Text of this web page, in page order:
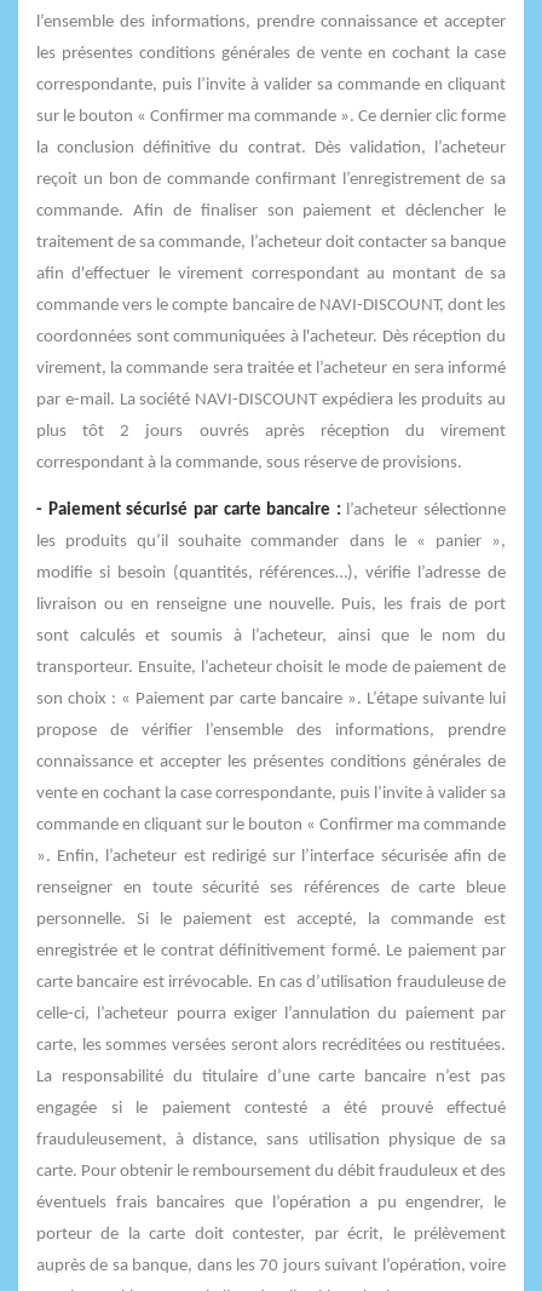
l’ensemble des informations, prendre connaissance et accepter
les présentes conditions générales de vente en cochant la case
correspondante, puis l’invite à valider sa commande en cliquant
sur le bouton « Confirmer ma commande ». Ce dernier clic forme
la conclusion définitive du contrat. Dès validation, l’acheteur
reçoit un bon de commande confirmant l’enregistrement de sa
commande. Afin de finaliser son paiement et déclencher le
traitement de sa commande, l’acheteur doit contacter sa banque
afin d'effectuer le virement correspondant au montant de sa
commande vers le compte bancaire de NAVI-DISCOUNT, dont les
coordonnées sont communiquées à l'acheteur. Dès réception du
virement, la commande sera traitée et l’acheteur en sera informé
par e-mail. La société NAVI-DISCOUNT expédiera les produits au
plus tôt 2 jours ouvrés après réception du virement
correspondant à la commande, sous réserve de provisions.
- Paiement sécurisé par carte bancaire : l’acheteur sélectionne
les produits qu’il souhaite commander dans le « panier »,
modifie si besoin (quantités, références…), vérifie l’adresse de
livraison ou en renseigne une nouvelle. Puis, les frais de port
sont calculés et soumis à l’acheteur, ainsi que le nom du
transporteur. Ensuite, l’acheteur choisit le mode de paiement de
son choix : « Paiement par carte bancaire ». L’étape suivante lui
propose de vérifier l’ensemble des informations, prendre
connaissance et accepter les présentes conditions générales de
vente en cochant la case correspondante, puis l’invite à valider sa
commande en cliquant sur le bouton « Confirmer ma commande
». Enfin, l’acheteur est redirigé sur l’interface sécurisée afin de
renseigner en toute sécurité ses références de carte bleue
personnelle. Si le paiement est accepté, la commande est
enregistrée et le contrat définitivement formé. Le paiement par
carte bancaire est irrévocable. En cas d’utilisation frauduleuse de
celle-ci, l’acheteur pourra exiger l’annulation du paiement par
carte, les sommes versées seront alors recréditées ou restituées.
La responsabilité du titulaire d’une carte bancaire n’est pas
engagée si le paiement contesté a été prouvé effectué
frauduleusement, à distance, sans utilisation physique de sa
carte. Pour obtenir le remboursement du débit frauduleux et des
éventuels frais bancaires que l’opération a pu engendrer, le
porteur de la carte doit contester, par écrit, le prélèvement
auprès de sa banque, dans les 70 jours suivant l’opération, voire